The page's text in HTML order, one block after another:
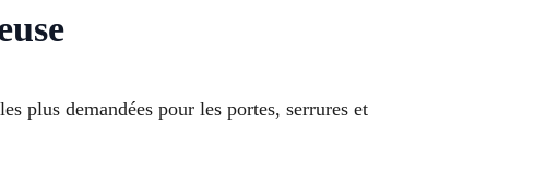
plus demandées pour les portes, serrures et